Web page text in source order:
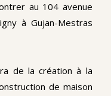
au 104 avenue
à Gujan-Mestras
de la création à la
de maison